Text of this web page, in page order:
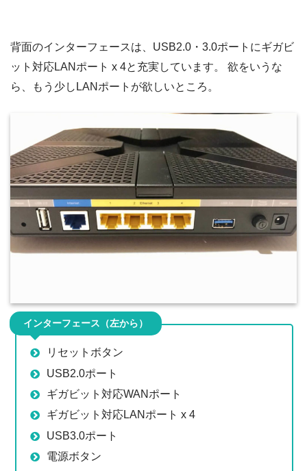
背面のインターフェースは、USB2.0・3.0ポートにギガビ
ット対応LANポート x 4と充実しています。 欲をいうな
ら、もう少しLANポートが欲しいところ。
インターフェース（左から）
リセットボタン
USB2.0ポート
ギガビット対応WANポート
ギガビット対応LANポート x 4
USB3.0ポート
電源ボタン